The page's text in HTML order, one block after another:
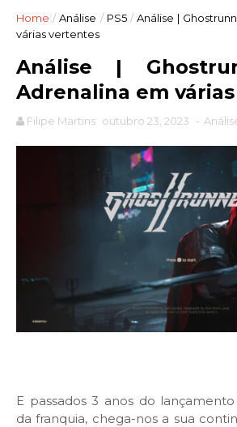
Home / Análise / PS5 / Análise |
várias vertentes
Análise |
Adrenalina em
Filipe Martins outubro 23, 2023 -
E passados 3 anos do
da franquia, chega-nos a sua